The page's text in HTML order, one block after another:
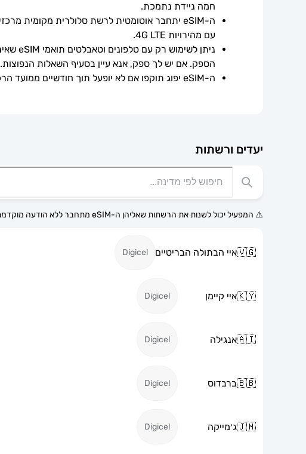
חמה ניידת נתמכת.
עם מהירויות 4G LTE.
הספק. אם יש לך ספק, אנא עיין בסעיף השאלות הנפוצות.
ה-eSIM יפוג תוקפו אם לא יופעל תוך חודשיים ממועד הרכישה.
יעדים ורשתות
⚠️ המפעיל יכול לשנות את הרשתות שאליהן ה-eSIM מתחבר ללא הודעה מוקדמת.
🇻🇬איי הבתולה הבריטיים Digicel
🇰🇾איי קיימן Digicel
🇦🇮אנגילה Digicel
🇧🇧ברבדוס Digicel
🇯🇲ג׳מייקה Digicel